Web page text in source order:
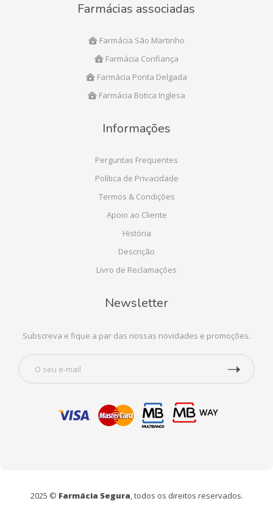
Farmácias associadas
Farmácia São Martinho
Farmácia Confiança
Farmácia Ponta Delgada
Farmácia Botica Inglesa
Informações
Perguntas Frequentes
Política de Privacidade
Termos & Condições
Apoio ao Cliente
História
Descrição
Livro de Reclamações
Newsletter
Subscreva e fique a par das nossas novidades e promoções.
2025 © Farmácia Segura, todos os direitos reservados.